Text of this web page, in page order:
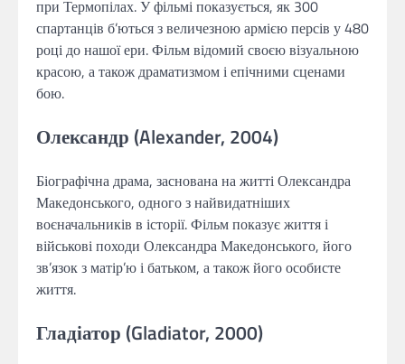
при Термопілах. У фільмі показується, як 300
спартанців б’ються з величезною армією персів у 480
році до нашої ери. Фільм відомий своєю візуальною
красою, а також драматизмом і епічними сценами
бою.
Олександр (Alexander, 2004)
Біографічна драма, заснована на житті Олександра
Македонського, одного з найвидатніших
воєначальників в історії. Фільм показує життя і
військові походи Олександра Македонського, його
зв’язок з матір’ю і батьком, а також його особисте
життя.
Гладіатор (Gladiator, 2000)